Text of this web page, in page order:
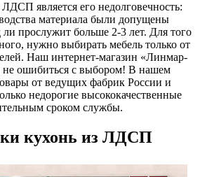
является его недолговечность:
материала были допущены
прослужит больше 2-3 лет. Для того
нужно выбирать мебель только от
Наш интернет-магазин «Линмар-
ошибиться с выбором! В нашем
от ведущих фабрик России и
недорогие высококачественные
сроком службы.
кухонь из ЛДСП